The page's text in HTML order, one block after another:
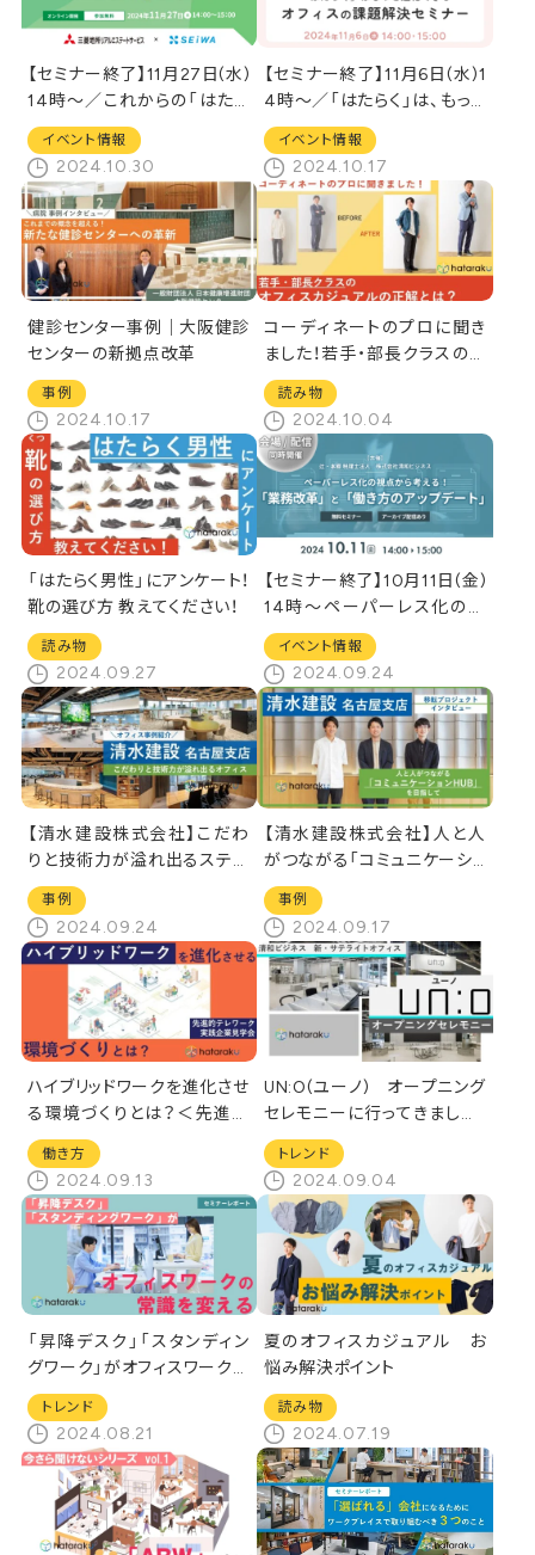
【セミナー終了】11月27日(水)
14時～／これからの「はたら
く」を考える オンラインセミナ
ー
イベント情報
2024.10.30
【セミナー終了】11月6日(水)1
4時～／「はたらく」は、もっと
進化できる～オフィスの課題
解決セミナー～
イベント情報
2024.10.17
健診センター事例｜大阪健診
センターの新拠点改革
事例
2024.10.17
コーディネートのプロに聞き
ました！若手・部長クラスのオ
フィスカジュアルの正解と
は？
読み物
2024.10.04
「はたらく男性」にアンケート！
靴の選び方 教えてください！
読み物
2024.09.27
【セミナー終了】10月11日(金)
14時～ペーパーレス化の視
点から考える！「業務改革」と
「働き方のアップデート」/辻・
本郷 税理士法人共催 会
場・配信同時開催セミナー
イベント情報
2024.09.24
【清水建設株式会社】こだわ
りと技術力が溢れ出るステキ
なオフィスをご紹介
事例
2024.09.24
【清水建設株式会社】人と人
がつながる「コミュニケーショ
ンHUB」を目指して
事例
2024.09.17
ハイブリッドワークを進化させ
る環境づくりとは？＜先進的
テレワーク実践企業見学会＞
働き方
2024.09.13
UN:O(ユーノ) オープニング
セレモニーに行ってきました！
＠大手町駅/東京
トレンド
2024.09.04
「昇降デスク」「スタンディン
グワーク」がオフィスワークの
常識を変える／セミナーレポ
ート
トレンド
2024.08.21
夏のオフィスカジュアル お
悩み解決ポイント
読み物
2024.07.19